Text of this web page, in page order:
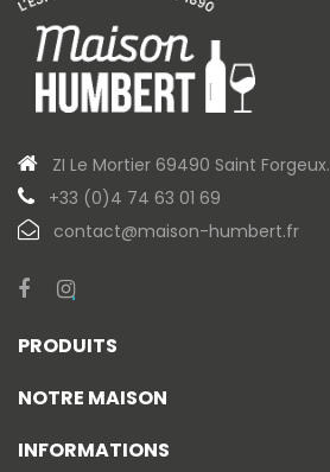
ZI Le Mortier 69490 Saint Forgeux.
+33 (0)4 74 63 01 69
contact@maison-humbert.fr
PRODUITS
NOTRE MAISON
INFORMATIONS